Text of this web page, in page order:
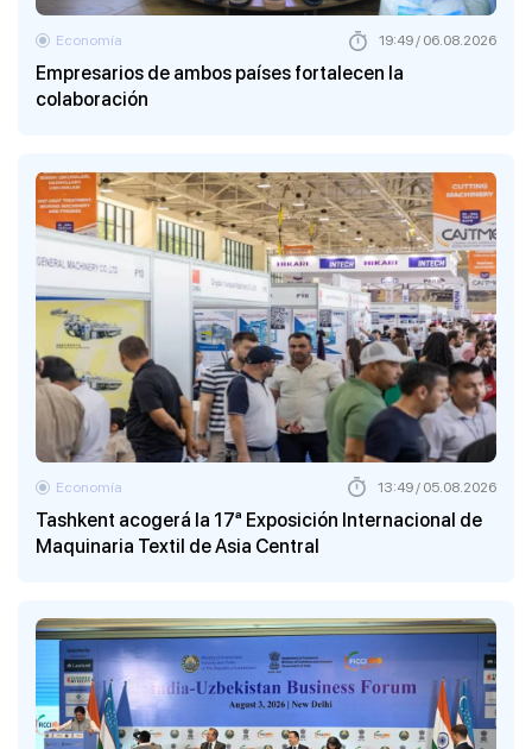
Empresarios de ambos países fortalecen la
colaboración
Economía 19:49 / 06.08.2026
Tashkent acogerá la 17ª Exposición Internacional de
Maquinaria Textil de Asia Central
Economía 13:49 / 05.08.2026